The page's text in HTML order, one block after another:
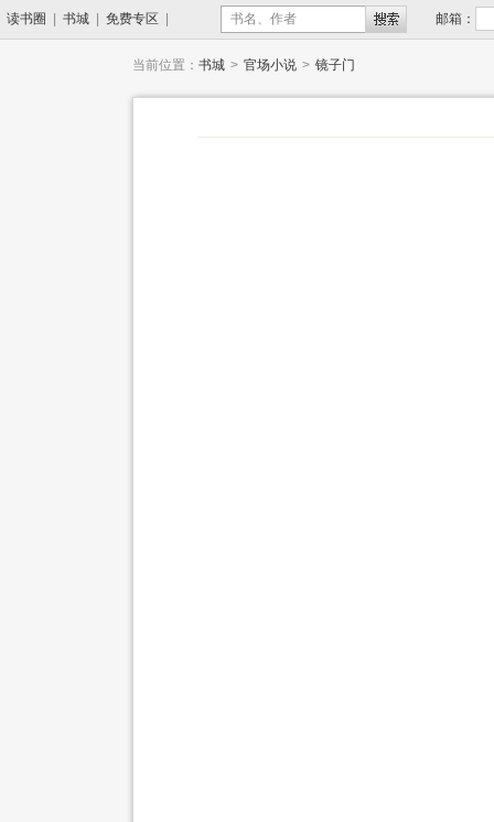
读书圈 书城 免费专区 邮箱：
当前位置： 书城 > 官场小说 > 镜子门